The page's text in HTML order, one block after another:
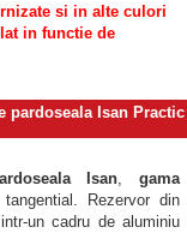
si in alte culori
in functie de
pardoseala Isan Practic
Isan, gama
Rezervor din
un cadru de aluminiu